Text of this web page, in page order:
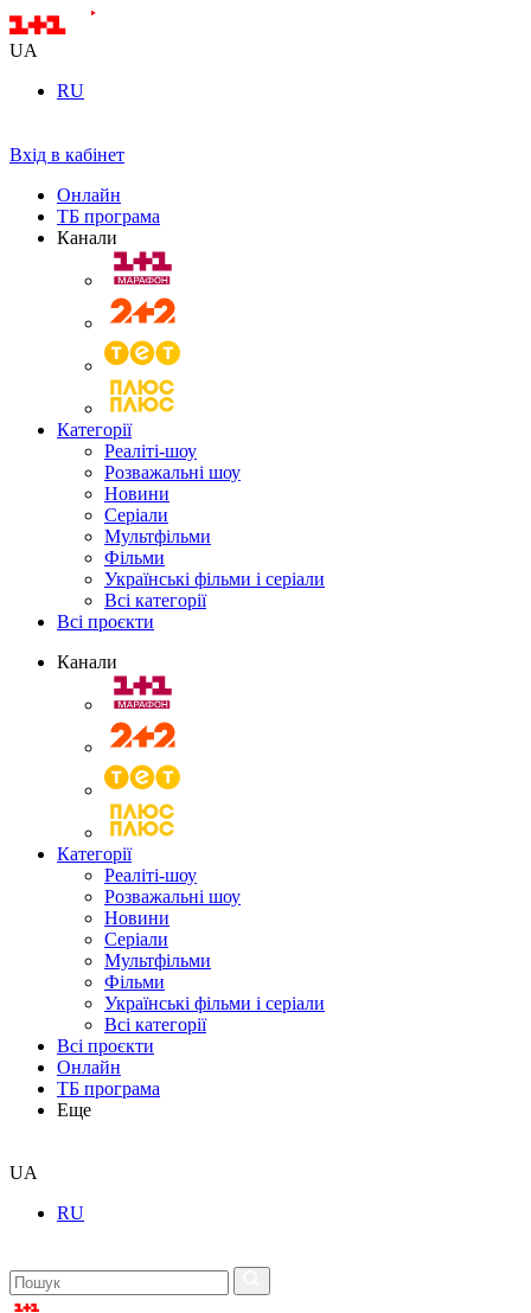
UA
RU
Вхід в кабінет
Онлайн
ТБ програма
Канали
Категорії
Реаліті-шоу
Розважальні шоу
Новини
Серіали
Мультфільми
Фільми
Українські фільми і серіали
Всі категорії
Всі проєкти
Канали
Категорії
Реаліті-шоу
Розважальні шоу
Новини
Серіали
Мультфільми
Фільми
Українські фільми і серіали
Всі категорії
Всі проєкти
Онлайн
ТБ програма
Еще
UA
RU